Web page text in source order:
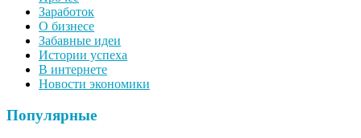
Заработок
О бизнесе
Забавные идеи
Истории успеха
В интернете
Новости экономики
Популярные